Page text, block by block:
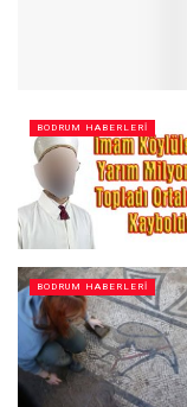
BODRUM HABERLERI
BODRUM HABERLERI